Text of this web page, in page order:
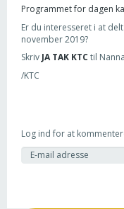
Programmet for dagen
Er du interesseret i at
november 2019?
Skriv JA TAK KTCtil
/KTC
Log ind for at